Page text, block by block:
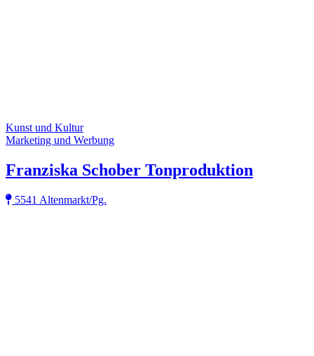
Kunst und Kultur
Marketing und Werbung
Franziska Schober Tonproduktion
5541 Altenmarkt/Pg.